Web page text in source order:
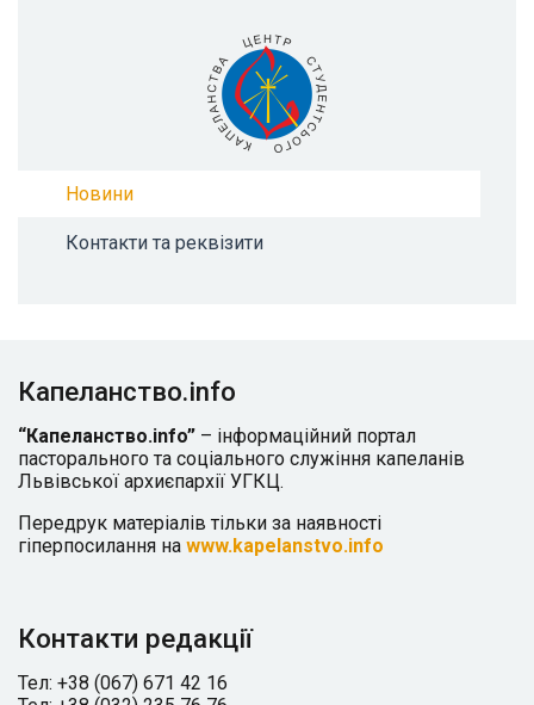
Новини
Контакти та реквізити
Капеланство.info
“Капеланство.info” – інформаційний портал
пасторального та соціального служіння капеланів
Львівської архиєпархії УГКЦ.
Передрук матеріалів тільки за наявності
гіперпосилання на www.kapelanstvo.info
Контакти редакції
Тел: +38 (067) 671 42 16